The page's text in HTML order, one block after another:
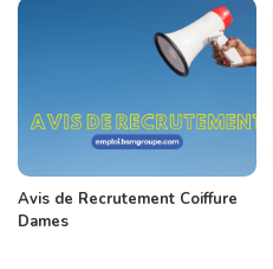
Avis de Recrutement Coiffure
Dames